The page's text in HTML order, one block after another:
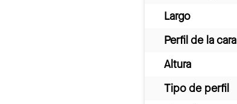
Largo
Perfil de la cara
Altura
Tipo de perfil